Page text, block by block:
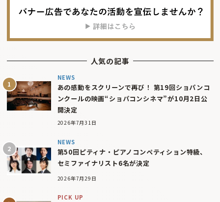
人気の記事
NEWS
あの感動をスクリーンで再び！ 第19回ショパンコ
ンクールの映画“ショパコンシネマ”が10月2日公
開決定
2026年7月31日
NEWS
第50回ピティナ・ピアノコンペティション特級、
セミファイナリスト6名が決定
2026年7月29日
PICK UP